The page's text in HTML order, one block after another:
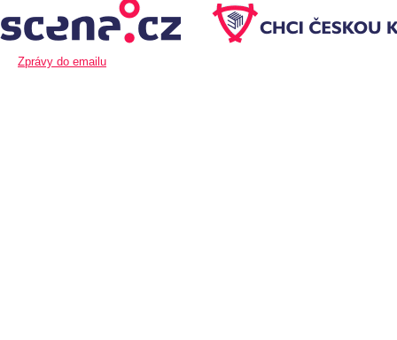
Zprávy do emailu